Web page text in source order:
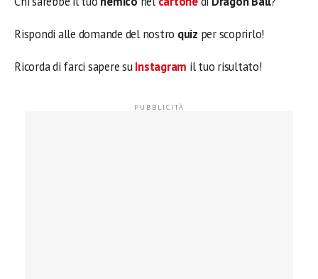
Rispondi alle domande del nostro quiz per scoprirlo!
Ricorda di farci sapere suInstagram il tuo risultato!